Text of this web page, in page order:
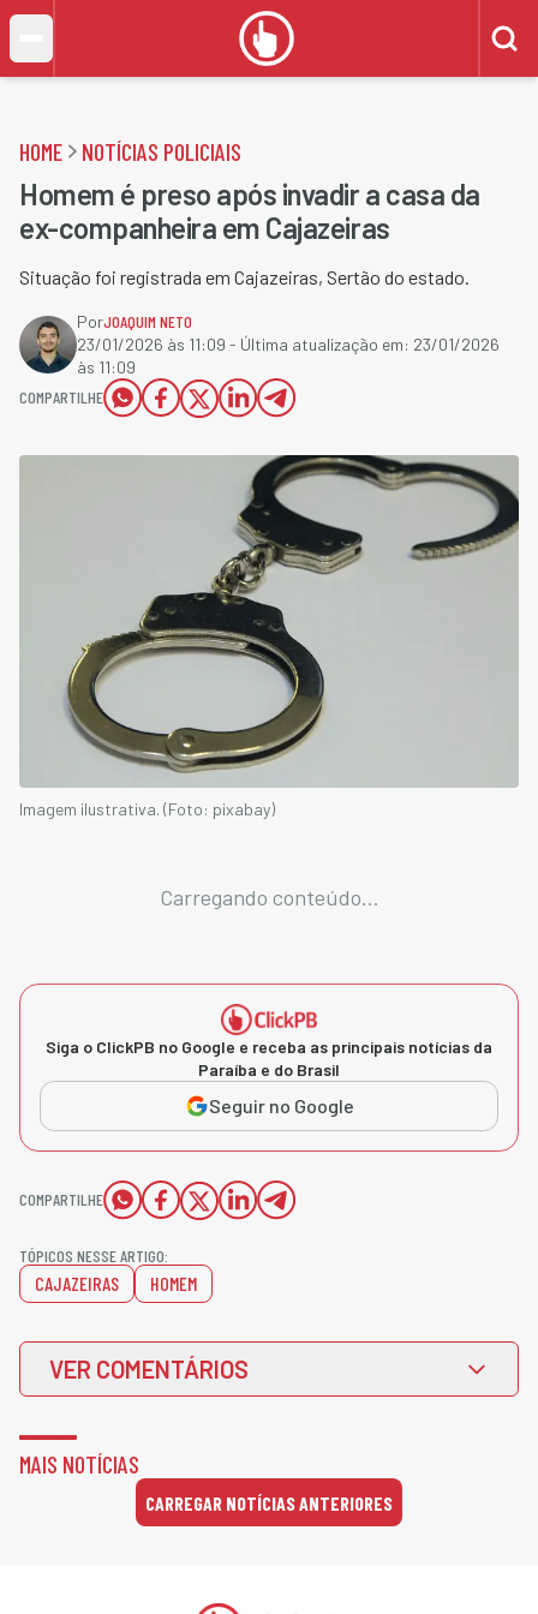
HOME NOTÍCIAS POLICIAIS
Homem é preso após invadir a casa da
ex-companheira em Cajazeiras
Situação foi registrada em Cajazeiras, Sertão do estado.
PorJOAQUIM NETO
23/01/2026 às 11:09 - Última atualização em: 23/01/2026
às 11:09
COMPARTILHE
Imagem ilustrativa. (Foto: pixabay)
Carregando conteúdo...
Siga o ClickPB no Google e receba as principais notícias da
Paraíba e do Brasil
Seguir no Google
COMPARTILHE
TÓPICOS NESSE ARTIGO:
CAJAZEIRAS HOMEM
VER COMENTÁRIOS
MAIS NOTÍCIAS
CARREGAR NOTÍCIAS ANTERIORES